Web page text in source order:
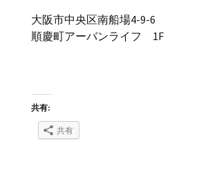
大阪市中央区南船場4-9-6
順慶町アーバンライフ 1F
共有:
共有